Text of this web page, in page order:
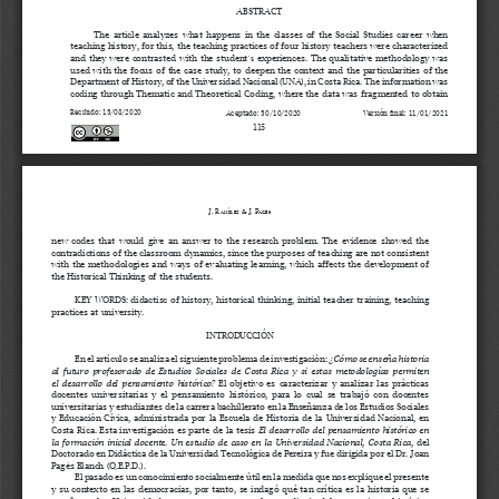
115
ABSTRACT
The  article  analyzes  what  happens  in  the  classes  of  the  Social  Studies  career  when
teaching history, for this, the teaching practices of four history teachers were characterized
and they were contrasted with the student ́s experiences. The qualitative methodology was
used with the focus of the case study, to deepen the context and the particularities of the
Department of History, of the Universidad Nacional (UNA), in Costa Rica. The information was
coding through Thematic and Theoretical Coding, where the data was fragmented to obtain
Recibido: 13/08/2020 Aceptado: 30/10/2020 Versión final: 11/01/2021
J. R amíRez & J. Pagès
new  codes  that  would  give  an  answer  to  the  research  problem.  The  evidence  showed  the
contradictions of the classroom dynamics, since the purposes of teaching are not consistent
with the methodologies and ways of evaluating learning, which affects the development of
the Historical Thinking of the students.
KEY WORDS: didactisc of history, historical thinking, initial teacher training, teaching
practices at university.
INTRODUCCIÓN
En el artículo se analiza el siguiente problema de investigación: ¿Cómo se enseña historia
al  futuro  profesorado  de  Estudios  Sociales  de  Costa  Rica
  y  si  estas  metodologías  permiten
el  desarrollo  del  pensamiento  histórico?
  El  objetivo  es  caracterizar  y  analizar  las  prácticas
docentes  universitarias  y  el  pensamiento  histórico,  para  lo  cual  se  trabajó  con  docentes
universitarias y estudiantes de la carrera bachillerato en la Enseñanza de los Estudios Sociales
y Educación Cívica, administrada por la Escuela de Historia de la Universidad Nacional, en
Costa Rica. Esta investigación es parte de la tesis El desarrollo del pensamiento histórico en
la formación inicial docente. Un estudio de caso en la Universidad Nacional, Costa Rica, del
Doctorado en Didáctica de la Universidad Tecnológica de Pereira y fue dirigida por el Dr. Joan
Pagès Blanch (Q.E.P.D.).
El pasado es un conocimiento socialmente útil en la medida que nos explique el presente
y su contexto en las democracias, por tanto, se indagó qué tan crítica es la historia que se